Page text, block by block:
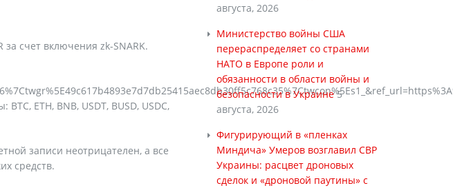
счет включения zk-SNARK.
ETH, BNB, USDT, BUSD, USDC,
записи неотрицателен, а все
средств.
августа, 2026
Министерство войны США
перераспределяет со странами
НАТО в Европе роли и
обязанности в области войны и
безопасности в Украине 5
августа, 2026
Фигурирующий в «пленках
Миндича» Умеров возглавил СВР
Украины: расцвет дроновых
сделок и «дроновой паутины» с